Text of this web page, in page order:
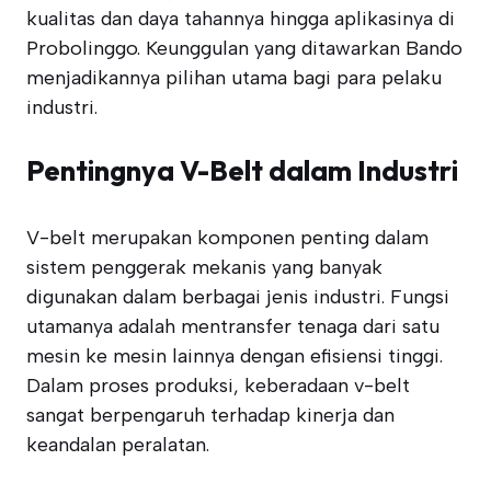
kualitas dan daya tahannya hingga aplikasinya di
Probolinggo. Keunggulan yang ditawarkan Bando
menjadikannya pilihan utama bagi para pelaku
industri.
Pentingnya V-Belt dalam Industri
V-belt merupakan komponen penting dalam
sistem penggerak mekanis yang banyak
digunakan dalam berbagai jenis industri. Fungsi
utamanya adalah mentransfer tenaga dari satu
mesin ke mesin lainnya dengan efisiensi tinggi.
Dalam proses produksi, keberadaan v-belt
sangat berpengaruh terhadap kinerja dan
keandalan peralatan.